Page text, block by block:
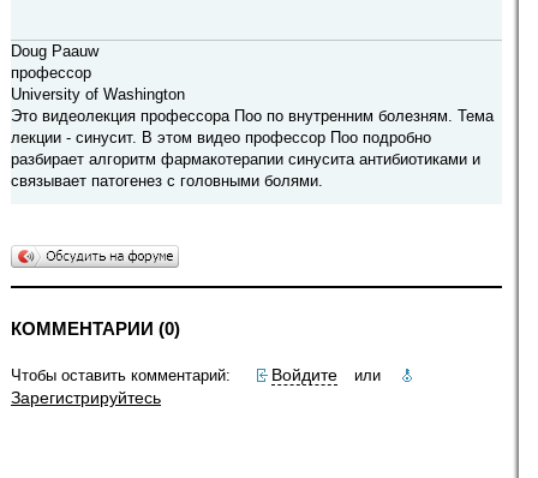
Doug Paauw
профессор
University of Washington
Это видеолекция профессора Поо по внутренним болезням. Тема
лекции - синусит. В этом видео профессор Поо подробно
разбирает алгоритм фармакотерапии синусита антибиотиками и
связывает патогенез с головными болями.
КОММЕНТАРИИ (0)
Чтобы оставить комментарий: Войдите или
Зарегистрируйтесь